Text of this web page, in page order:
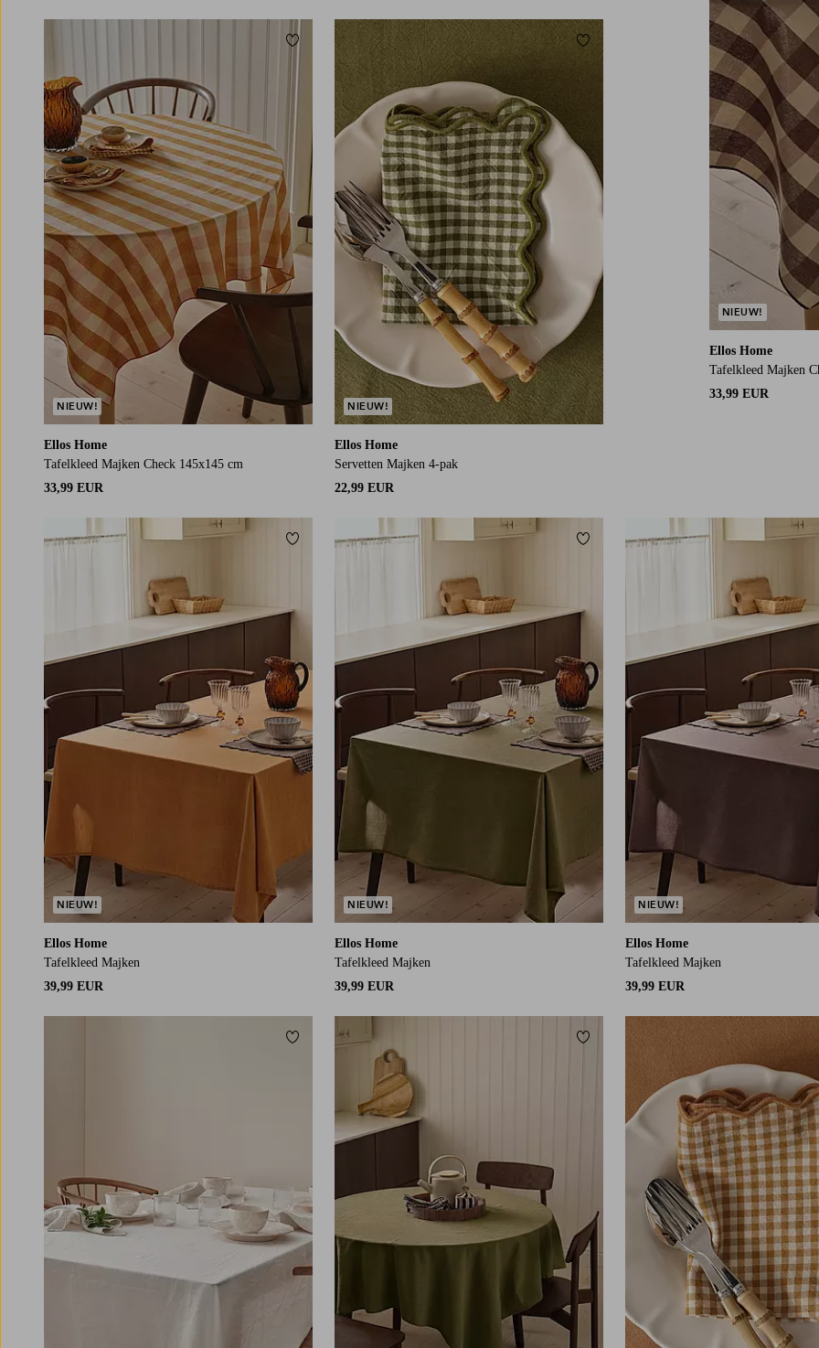
Ellos Home
Tafelkleed Majken
33,99 EUR
NIEUW!
Ellos Home
Tafelkleed Majken Check 145x145 cm
33,99 EUR
NIEUW!
Toevoegen aan favorieten
Ellos Home
Servetten Majken 4-pak
22,99 EUR
NIEUW!
Toevoegen aan favorieten
Ellos Home
Tafelkleed Majken
39,99 EUR
NIEUW!
Toevoegen aan favorieten
145X300
Ellos Home
Tafelkleed Majken
39,99 EUR
NIEUW!
Toevoegen aan favorieten
145X300
Ellos Home
Tafelkleed Majken
39,99 EUR
NIEUW!
145X300
Toevoegen aan favorieten Toevoegen aan favorieten